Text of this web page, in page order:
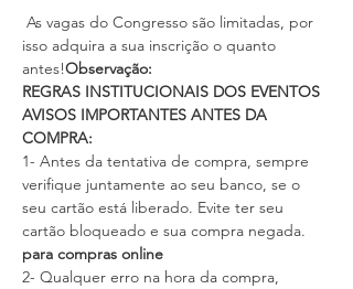
As vagas do Congresso são limitadas, por
isso adquira a sua inscrição o quanto
antes!Observação:
REGRAS INSTITUCIONAIS DOS EVENTOS
AVISOS IMPORTANTES ANTES DA
COMPRA:
1- Antes da tentativa de compra, sempre
verifique juntamente ao seu banco, se o
seu cartão está liberado. Evite ter seu
cartão bloqueado e sua compra negada.
para compras online
2- Qualquer erro na hora da compra,